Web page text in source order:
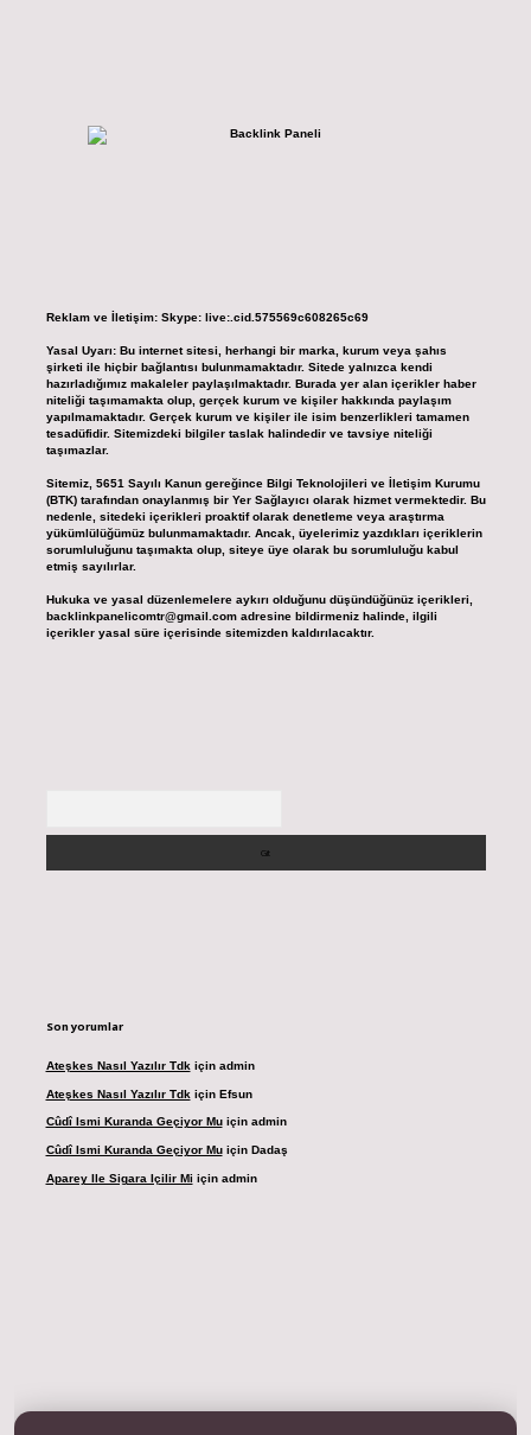
Reklam ve İletişim: Skype: live:.cid.575569c608265c69
Yasal Uyarı: Bu internet sitesi, herhangi bir marka, kurum veya şahıs
şirketi ile hiçbir bağlantısı bulunmamaktadır. Sitede yalnızca kendi
hazırladığımız makaleler paylaşılmaktadır. Burada yer alan içerikler haber
niteliği taşımamakta olup, gerçek kurum ve kişiler hakkında paylaşım
yapılmamaktadır. Gerçek kurum ve kişiler ile isim benzerlikleri tamamen
tesadüfidir. Sitemizdeki bilgiler taslak halindedir ve tavsiye niteliği
taşımazlar.
Sitemiz, 5651 Sayılı Kanun gereğince Bilgi Teknolojileri ve İletişim Kurumu
(BTK) tarafından onaylanmış bir Yer Sağlayıcı olarak hizmet vermektedir. Bu
nedenle, sitedeki içerikleri proaktif olarak denetleme veya araştırma
yükümlülüğümüz bulunmamaktadır. Ancak, üyelerimiz yazdıkları içeriklerin
sorumluluğunu taşımakta olup, siteye üye olarak bu sorumluluğu kabul
etmiş sayılırlar.
Hukuka ve yasal düzenlemelere aykırı olduğunu düşündüğünüz içerikleri,
backlinkpanelicomtr@gmail.comadresine bildirmeniz halinde, ilgili
içerikler yasal süre içerisinde sitemizden kaldırılacaktır.
Son yorumlar
Ateşkes Nasıl Yazılır Tdk için admin
Ateşkes Nasıl Yazılır Tdk için Efsun
Cûdî Ismi Kuranda Geçiyor Muiçin admin
Cûdî Ismi Kuranda Geçiyor Muiçin Dadaş
Aparey Ile Sigara Içilir Mi için admin